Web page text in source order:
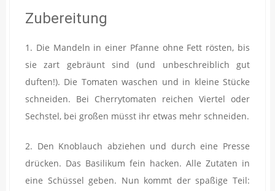
Zubereitung
1. Die Mandeln in einer Pfanne ohne Fett rösten, bis
sie zart gebräunt sind (und unbeschreiblich gut
duften!). Die Tomaten waschen und in kleine Stücke
schneiden. Bei Cherrytomaten reichen Viertel oder
Sechstel, bei großen müsst ihr etwas mehr schneiden.
2. Den Knoblauch abziehen und durch eine Presse
drücken. Das Basilikum fein hacken. Alle Zutaten in
eine Schüssel geben. Nun kommt der spaßige Teil: